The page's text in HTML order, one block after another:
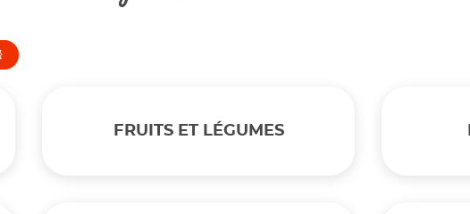
FRUITS ET LÉGUMES